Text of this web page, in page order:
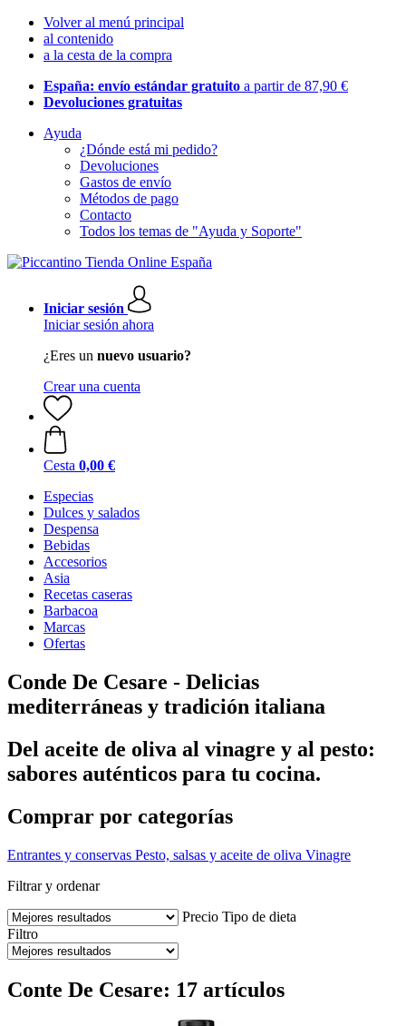
Volver al menú principal
al contenido
a la cesta de la compra
España: envío estándar gratuito a partir de 87,90 €
Devoluciones gratuitas
Ayuda
¿Dónde está mi pedido?
Devoluciones
Gastos de envío
Métodos de pago
Contacto
Todos los temas de "Ayuda y Soporte"
Iniciar sesión
Iniciar sesión ahora
¿Eres un nuevo usuario?
Crear una cuenta
Cesta 0,00 €
Especias
Dulces y salados
Despensa
Bebidas
Accesorios
Asia
Recetas caseras
Barbacoa
Marcas
Ofertas
Conde De Cesare - Delicias
mediterráneas y tradición italiana
Del aceite de oliva al vinagre y al pesto:
sabores auténticos para tu cocina.
Comprar por categorías
Entrantes y conservas Pesto, salsas y aceite de oliva Vinagre
Filtrar y ordenar
Precio Tipo de dieta
Filtro
Conte De Cesare: 17 artículos